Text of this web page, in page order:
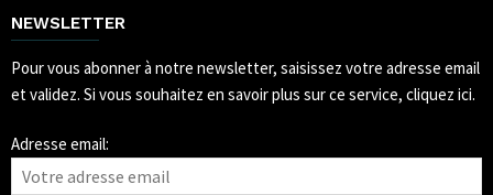
NEWSLETTER
Pour vous abonner à notre newsletter, saisissez votre adresse email
et validez. Si vous souhaitez en savoir plus sur ce service, cliquez ici.
Adresse email: